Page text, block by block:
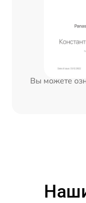
Вы можете